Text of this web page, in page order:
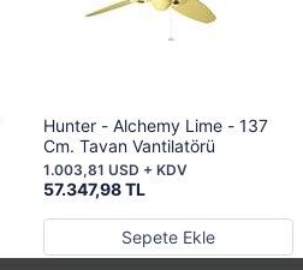
Hunter - Alchemy Lime - 137
Cm. Tavan Vantilatörü
57.347,98 TL
1.003,81 USD + KDV
Sepete Ekle